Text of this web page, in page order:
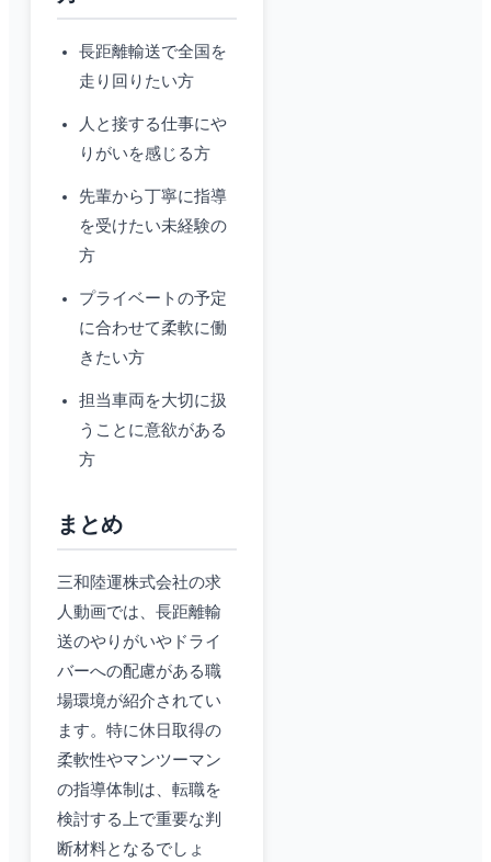
長距離輸送で全国を
走り回りたい方
人と接する仕事にや
りがいを感じる方
先輩から丁寧に指導
を受けたい未経験の
方
プライベートの予定
に合わせて柔軟に働
きたい方
担当車両を大切に扱
うことに意欲がある
方
まとめ
三和陸運株式会社の求
人動画では、長距離輸
送のやりがいやドライ
バーへの配慮がある職
場環境が紹介されてい
ます。特に休日取得の
柔軟性やマンツーマン
の指導体制は、転職を
検討する上で重要な判
断材料となるでしょ